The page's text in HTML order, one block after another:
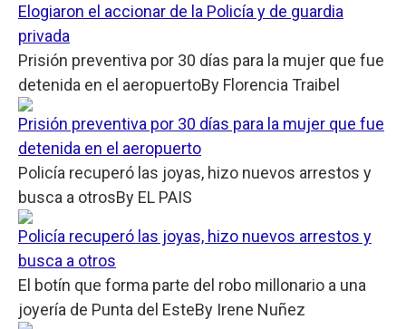
Elogiaron el accionar de la Policía y de guardia
privada
Prisión preventiva por 30 días para la mujer que fue
detenida en el aeropuertoBy Florencia Traibel
Prisión preventiva por 30 días para la mujer que fue
detenida en el aeropuerto
Policía recuperó las joyas, hizo nuevos arrestos y
busca a otrosBy EL PAIS
Policía recuperó las joyas, hizo nuevos arrestos y
busca a otros
El botín que forma parte del robo millonario a una
joyería de Punta del EsteBy Irene Nuñez